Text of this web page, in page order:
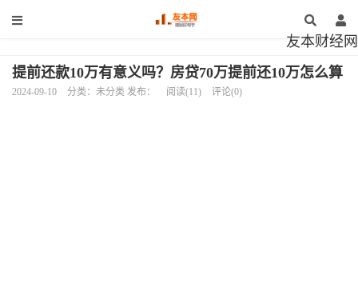
友本财经网
提前还款10万有意义吗？房贷70万提前还10万怎么算
2024-09-10 分类：未分类 发布： 阅读(11) 评论(0)